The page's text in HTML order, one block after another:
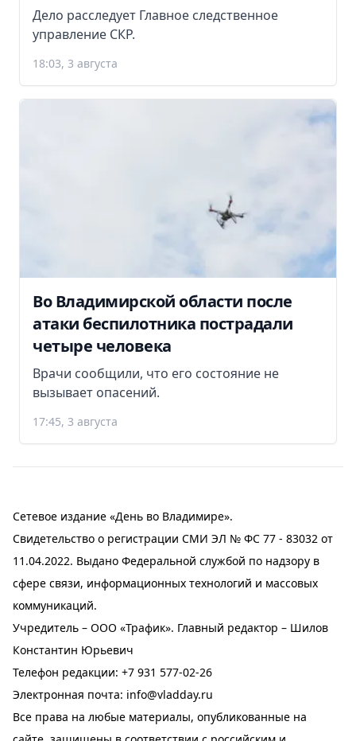
Дело расследует Главное следственное
управление СКР.
18:03, 3 августа
Во Владимирской области после
атаки беспилотника пострадали
четыре человека
Врачи сообщили, что его состояние не
вызывает опасений.
17:45, 3 августа
Сетевое издание «День во Владимире».
Свидетельство о регистрации СМИ ЭЛ № ФС 77 - 83032 от
11.04.2022. Выдано Федеральной службой по надзору в
сфере связи, информационных технологий и массовых
коммуникаций.
Учредитель – ООО «Трафик». Главный редактор – Шилов
Константин Юрьевич
Телефон редакции: +7 931 577-02-26
Электронная почта: info@vladday.ru
Все права на любые материалы, опубликованные на